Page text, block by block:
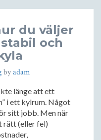
du väljer
och
byadam
länge att ett
i ett kylrum. Något
sitt jobb. Men när
rätt (eller fel)